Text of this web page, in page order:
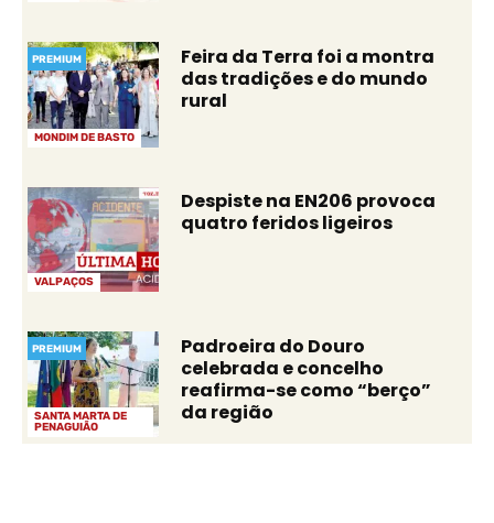
MONDIM DE BASTO
PREMIUM
Feira da Terra foi a montra
das tradições e do mundo
rural
VALPAÇOS
Despiste na EN206 provoca
quatro feridos ligeiros
SANTA MARTA DE
PENAGUIÃO
PREMIUM
Padroeira do Douro
celebrada e concelho
reafirma-se como “berço”
da região